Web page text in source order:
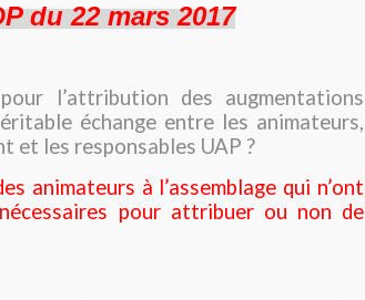
du 22 mars 2017
l’attribution des augmentations
échange entre les animateurs,
et les responsables UAP ?
animateurs à l’assemblage qui n’ont
pour attribuer ou non de